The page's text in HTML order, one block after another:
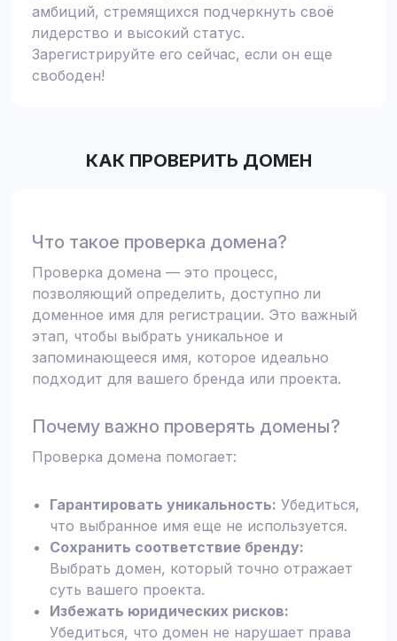
амбиций, стремящихся подчеркнуть своё
лидерство и высокий статус.
Зарегистрируйте его сейчас, если он еще
свободен!
КАК ПРОВЕРИТЬ ДОМЕН
Что такое проверка домена?
Проверка домена — это процесс,
позволяющий определить, доступно ли
доменное имя для регистрации. Это важный
этап, чтобы выбрать уникальное и
запоминающееся имя, которое идеально
подходит для вашего бренда или проекта.
Почему важно проверять домены?
Проверка домена помогает:
Гарантировать уникальность: Убедиться,
что выбранное имя еще не используется.
Сохранить соответствие бренду:
Выбрать домен, который точно отражает
суть вашего проекта.
Избежать юридических рисков:
Убедиться, что домен не нарушает права